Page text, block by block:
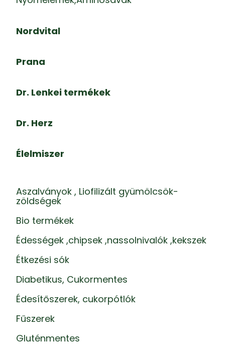
Nordvital
Prana
Dr. Lenkei termékek
Dr. Herz
Élelmiszer
Aszalványok , Liofilizált gyümölcsök-
zöldségek
Bio termékek
Édességek ,chipsek ,nassolnivalók ,kekszek
Étkezési sók
Diabetikus, Cukormentes
Édesítőszerek, cukorpótlók
Fűszerek
Gluténmentes